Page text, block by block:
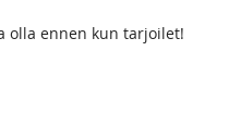
olla ennen kun tarjoilet!